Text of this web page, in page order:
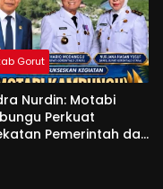
Gorut
Nurdin: Motabi
Perkuat
Pemerintah dan